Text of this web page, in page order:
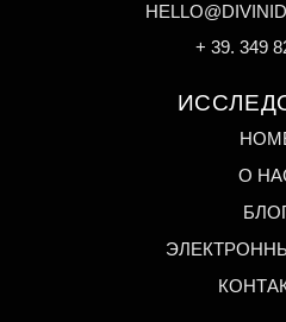
+ 39. 349
О